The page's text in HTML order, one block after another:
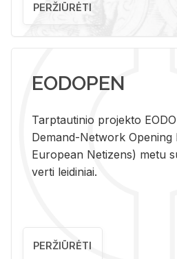
PERŽIŪRĖTI
EODOPEN
Tarp­tau­ti­nio pro­jek­to
De­mand-Ne­twork
Eu­ro­pe­an Ne­ti­zens) metu
ver­ti lei­di­niai.
PERŽIŪRĖTI